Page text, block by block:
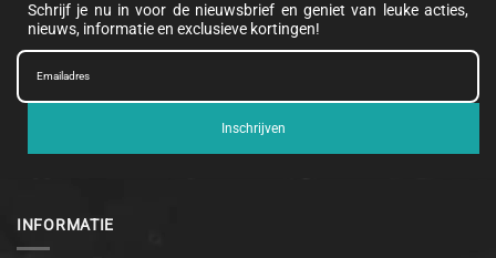
Schrijf je nu in voor de nieuwsbrief en geniet van leuke acties,
nieuws, informatie en exclusieve kortingen!
Inschrijven
INFORMATIE